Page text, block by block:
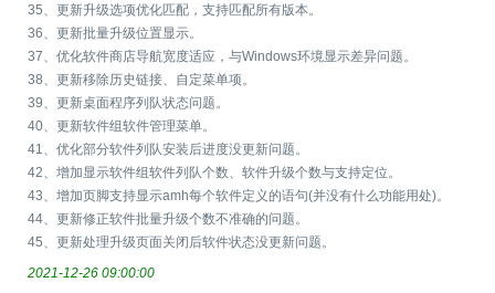
35、更新升级选项优化匹配，支持匹配所有版本。
36、更新批量升级位置显示。
37、优化软件商店导航宽度适应，与Windows环境显示差异问题。
38、更新移除历史链接、自定菜单项。
39、更新桌面程序列队状态问题。
40、更新软件组软件管理菜单。
41、优化部分软件列队安装后进度没更新问题。
42、增加显示软件组软件列队个数、软件升级个数与支持定位。
43、增加页脚支持显示amh每个软件定义的语句(并没有什么功能用处)。
44、更新修正软件批量升级个数不准确的问题。
45、更新处理升级页面关闭后软件状态没更新问题。
2021-12-26 09:00:00